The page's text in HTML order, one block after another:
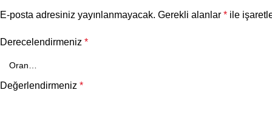
E-posta adresiniz yayınlanmayacak. Gerekli alanlar * ile
Derecelendirmeniz *
Değerlendirmeniz *